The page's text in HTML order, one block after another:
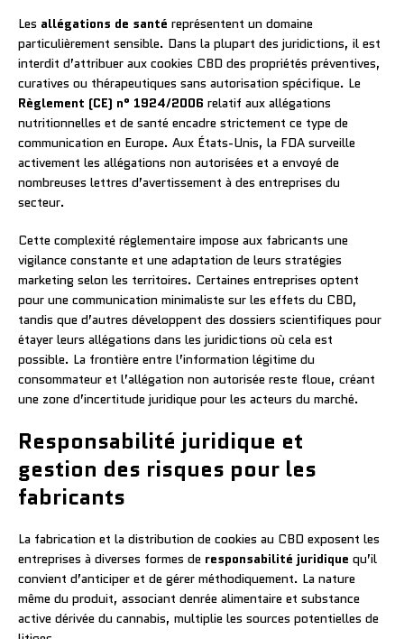
Les allégations de santé représentent un domaine
particulièrement sensible. Dans la plupart des juridictions, il est
interdit d’attribuer aux cookies CBD des propriétés préventives,
curatives ou thérapeutiques sans autorisation spécifique. Le
Règlement (CE) n° 1924/2006 relatif aux allégations
nutritionnelles et de santé encadre strictement ce type de
communication en Europe. Aux États-Unis, la FDA surveille
activement les allégations non autorisées et a envoyé de
nombreuses lettres d’avertissement à des entreprises du
secteur.
Cette complexité réglementaire impose aux fabricants une
vigilance constante et une adaptation de leurs stratégies
marketing selon les territoires. Certaines entreprises optent
pour une communication minimaliste sur les effets du CBD,
tandis que d’autres développent des dossiers scientifiques pour
étayer leurs allégations dans les juridictions où cela est
possible. La frontière entre l’information légitime du
consommateur et l’allégation non autorisée reste floue, créant
une zone d’incertitude juridique pour les acteurs du marché.
Responsabilité juridique et
gestion des risques pour les
fabricants
La fabrication et la distribution de cookies au CBD exposent les
entreprises à diverses formes de responsabilité juridique qu’il
convient d’anticiper et de gérer méthodiquement. La nature
même du produit, associant denrée alimentaire et substance
active dérivée du cannabis, multiplie les sources potentielles de